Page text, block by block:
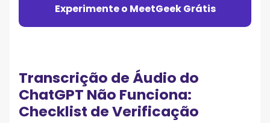
Experimente o MeetGeek Grátis
Transcrição de Áudio do
ChatGPT Não Funciona:
Checklist de Verificação